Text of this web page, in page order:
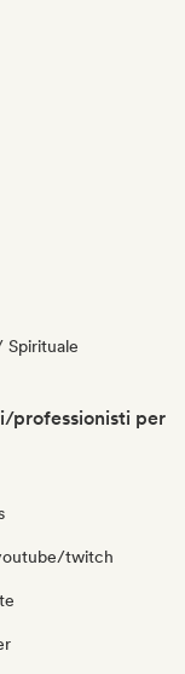
Spirituale
professionisti per
twitch